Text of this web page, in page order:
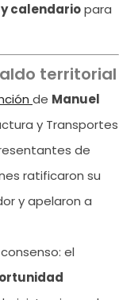
calendariopara
territorial
de Manuel
y Transportes
de
ratificaron su
y apelaron a
el